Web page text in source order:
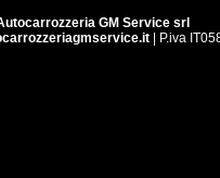
GM Service srl
| P.iva